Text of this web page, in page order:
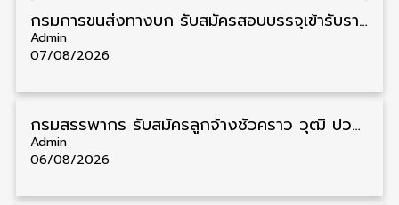
กรมการขนส่งทางบก รับสมัครสอบบรรจุเข้ารับราชการ วุฒิ ปวส. 24 อัตรา รับสมัคร 18 สิงหาคม – 7 กันยายน
Admin
07/08/2026
กรมสรรพากร รับสมัครลูกจ้างชั่วคราว วุฒิ ปวช./ป.ตรี 138 อัตรา รับสมัคร 17 – 31 สิงหาคม
Admin
06/08/2026